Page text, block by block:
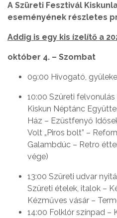
A Szüreti Fesztivál
eseményének részletes
Addig is egy kis ízelítő a
október 4. – Szombat
09:00 Hívogató,
10:00 Szüreti
Kiskun Néptánc
Ház – Ezüstfenyő
Volt „Piros bolt” –
Galambdúc – Retro
vége)
13:00 Szüreti udvar
Szüreti ételek, italok –
Kézműves vásár –
14:00 Folklór színpad –